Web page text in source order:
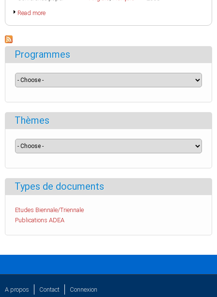
Read more
Programmes
Thèmes
Types de documents
Etudes Biennale/Triennale
Publications ADEA
A propos Contact Connexion